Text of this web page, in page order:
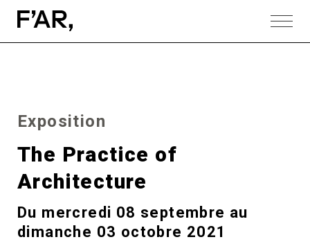
Exposition
The Practice of
Architecture
Du mercredi 08 septembre au
dimanche 03 octobre 2021